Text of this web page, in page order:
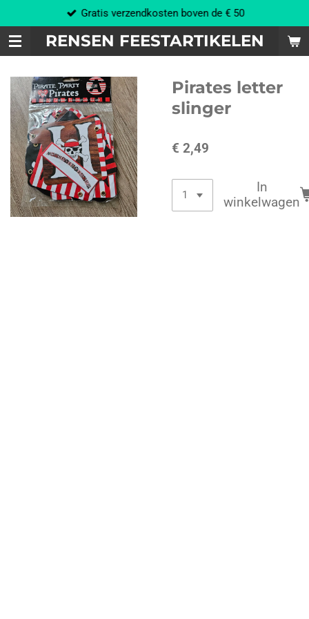
direct
naar
de
hoofdinhoud
RENSEN FEESTARTIKELEN
Gratis verzendkosten boven de € 50
Pirates letter
slinger
€ 2,49
In
winkelwagen